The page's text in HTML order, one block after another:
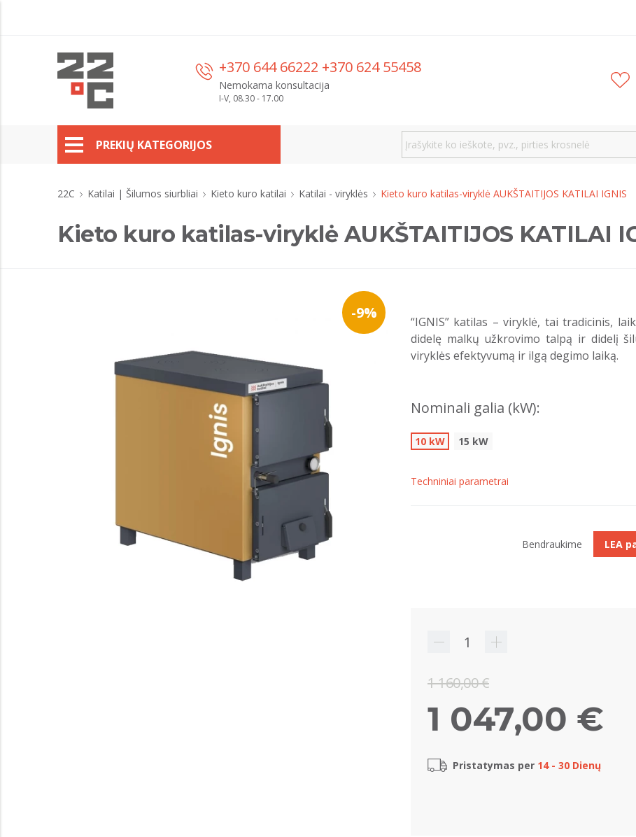
+370 644 66222 +370 624 55458
Nemokama konsultacija
I-V, 08.30 - 17.00
PREKIŲ KATEGORIJOS
22C Katilai | Šilumos siurbliai Kieto kuro katilai Katilai - viryklės Kieto kuro katilas-viryklė AUKŠTAITIJOS KATILAI IGNIS
Kieto kuro katilas-viryklė AUKŠTAITIJOS KATILAI
-9%
“IGNIS” katilas – viryklė, tai tradicinis,
didelę malkų užkrovimo talpą ir didelį
viryklės efektyvumą ir ilgą degimo laiką.
Nominali galia (kW):
10 kW 15 kW
Techniniai parametrai
1 160,00 €
1 047,00 €
Pristatymas per 14 - 30 Dienų
Bendraukime LEA